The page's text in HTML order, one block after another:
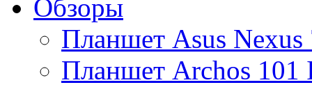
Amazon
Amber(4)
Ampe(1)
Обзоры
Планшет Asus Nexus
Планшет Archos 101